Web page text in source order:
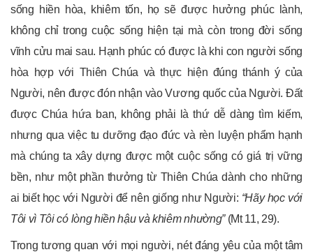
sống hiền hòa, khiêm tốn, họ sẽ được hưởng phúc lành,
không chỉ trong cuộc sống hiện tại mà còn trong đời sống
vĩnh cửu mai sau. Hạnh phúc có được là khi con người sống
hòa hợp với Thiên Chúa và thực hiện đúng thánh ý của
Người, nên được đón nhận vào Vương quốc của Người. Đất
được Chúa hứa ban, không phải là thứ dễ dàng tìm kiếm,
nhưng qua việc tu dưỡng đạo đức và rèn luyện phẩm hạnh
mà chúng ta xây dựng được một cuộc sống có giá trị vững
bền, như một phần thưởng từ Thiên Chúa dành cho những
ai biết học với Người để nên giống như Người: “Hãy học với
Tôi vì Tôi có lòng hiền hậu và khiêm nhường”(Mt 11, 29).
Trong tương quan với mọi người, nét đáng yêu của một tâm